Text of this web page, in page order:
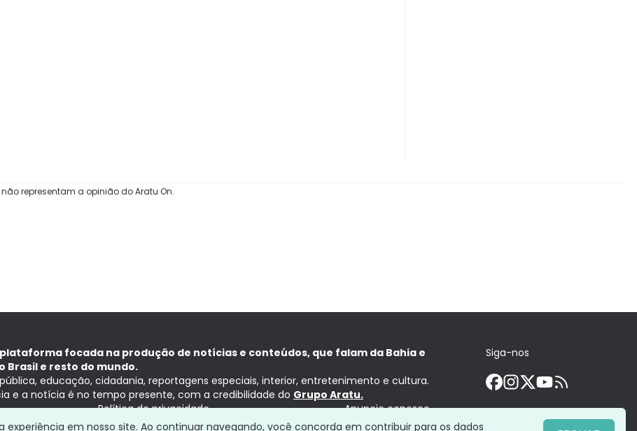
representam a opinião do Aratu On.
plataforma focada na produção de notícias e conteúdos, que falam da Bahia e
Brasil e resto do mundo.
educação, cidadania, reportagens especiais, interior, entretenimento e cultura.
e a notícia é no tempo presente, com a credibilidade do Grupo Aratu.
Política de privacidade Anuncie conosco
Siga-nos
experiência em nosso site. Ao continuar navegando, você concorda em contribuir para os dados